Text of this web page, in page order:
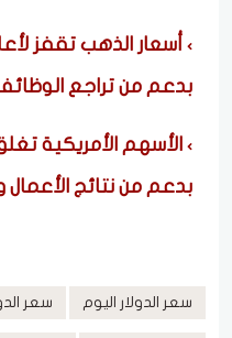
بدعم من تراجع
الأسهم الأمريكية
بدعم من نتائج
سعر الدولار اليوم سعر